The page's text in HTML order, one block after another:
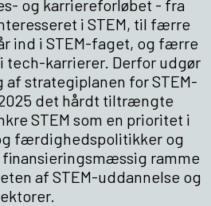
og karriereforløbet - fra
i STEM, til færre
ind i STEM-faget, og færre
tech-karrierer. Derfor udgør
strategiplanen for STEM-
det hårdt tiltrængte
STEM som en prioritet i
færdighedspolitikker og
ramme
af STEM-uddannelse og